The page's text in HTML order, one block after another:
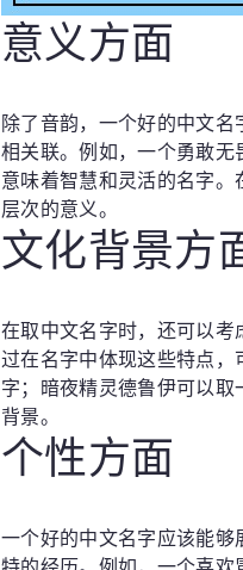
意义方面
除了音韵，一个好的中文
相关联。例如，一个勇敢
意味着智慧和灵活的名字
层次的意义。
文化背景方
在取中文名字时，还可以
过在名字中体现这些特点
字；暗夜精灵德鲁伊可以
背景。
个性方面
一个好的中文名字应该能